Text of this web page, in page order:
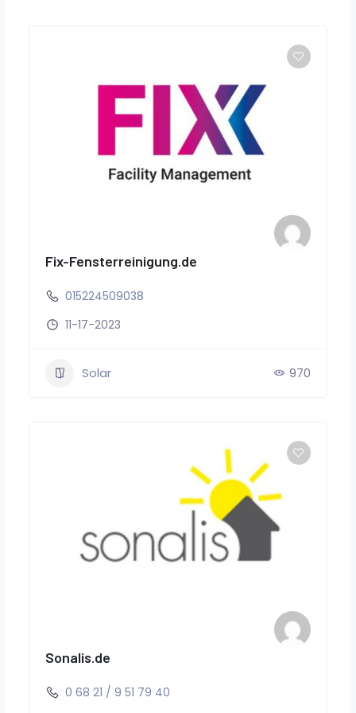
Fix-Fensterreinigung.de
015224509038
11-17-2023
Solar 970
Sonalis.de
0 68 21 / 9 51 79 40